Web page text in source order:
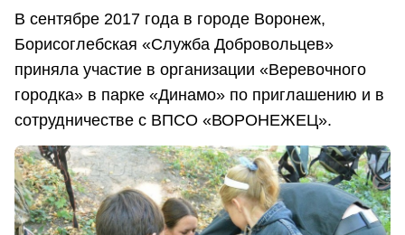
В сентябре 2017 года в городе Воронеж,
Борисоглебская «Служба Добровольцев»
приняла участие в организации «Веревочного
городка» в парке «Динамо» по приглашению и в
сотрудничестве с ВПСО «ВОРОНЕЖЕЦ».